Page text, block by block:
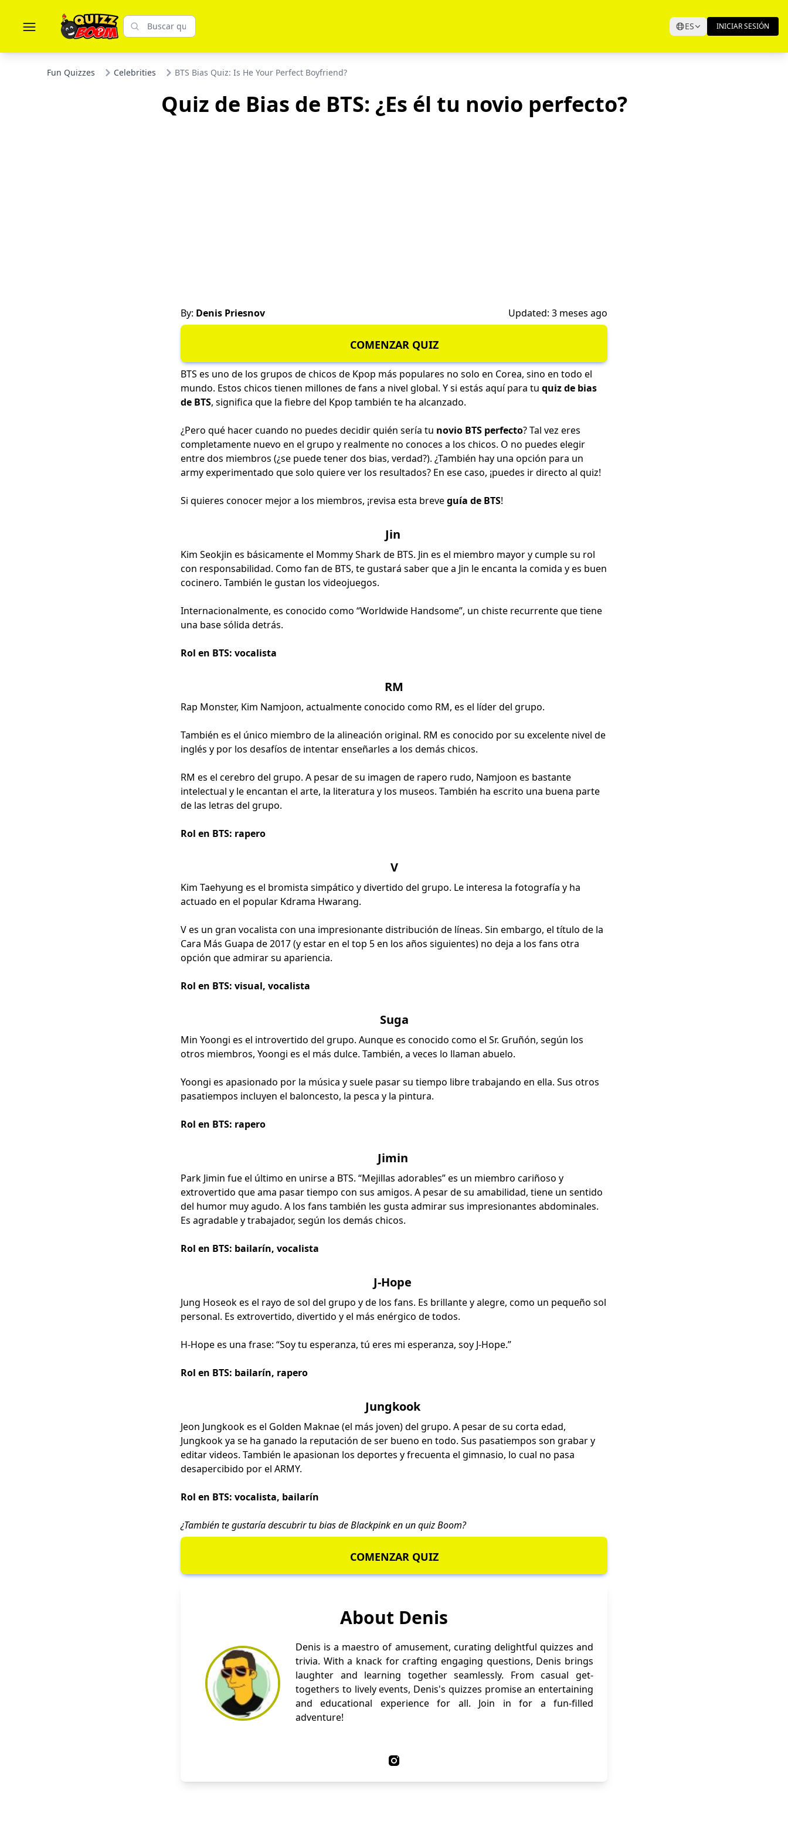
ES INICIAR SESIÓN
Fun Quizzes Celebrities BTS Bias Quiz: Is He Your Perfect Boyfriend?
Quiz de Bias de BTS: ¿Es él tu novio perfecto?
By: Denis Priesnov Updated: 3 meses ago
COMENZAR QUIZ
BTS es uno de los grupos de chicos de Kpop más populares no solo en Corea, sino en todo el
mundo. Estos chicos tienen millones de fans a nivel global. Y si estás aquí para tu quiz de bias
de BTS, significa que la fiebre del Kpop también te ha alcanzado.
¿Pero qué hacer cuando no puedes decidir quién sería tu novio BTS perfecto? Tal vez eres
completamente nuevo en el grupo y realmente no conoces a los chicos. O no puedes elegir
entre dos miembros (¿se puede tener dos bias, verdad?). ¿También hay una opción para un
army experimentado que solo quiere ver los resultados? En ese caso, ¡puedes ir directo al quiz!
Si quieres conocer mejor a los miembros, ¡revisa esta breveguía de BTS!
Jin
Kim Seokjin es básicamente el Mommy Shark de BTS. Jin es el miembro mayor y cumple su rol
con responsabilidad. Como fan de BTS, te gustará saber que a Jin le encanta la comida y es buen
cocinero. También le gustan los videojuegos.
Internacionalmente, es conocido como “Worldwide Handsome”, un chiste recurrente que tiene
una base sólida detrás.
Rol en BTS: vocalista
RM
Rap Monster, Kim Namjoon, actualmente conocido como RM, es el líder del grupo.
También es el único miembro de la alineación original. RM es conocido por su excelente nivel de
inglés y por los desafíos de intentar enseñarles a los demás chicos.
RM es el cerebro del grupo. A pesar de su imagen de rapero rudo, Namjoon es bastante
intelectual y le encantan el arte, la literatura y los museos. También ha escrito una buena parte
de las letras del grupo.
Rol en BTS: rapero
V
Kim Taehyung es el bromista simpático y divertido del grupo. Le interesa la fotografía y ha
actuado en el popular Kdrama Hwarang.
V es un gran vocalista con una impresionante distribución de líneas. Sin embargo, el título de la
Cara Más Guapa de 2017 (y estar en el top 5 en los años siguientes) no deja a los fans otra
opción que admirar su apariencia.
Rol en BTS: visual, vocalista
Suga
Min Yoongi es el introvertido del grupo. Aunque es conocido como el Sr. Gruñón, según los
otros miembros, Yoongi es el más dulce. También, a veces lo llaman abuelo.
Yoongi es apasionado por la música y suele pasar su tiempo libre trabajando en ella. Sus otros
pasatiempos incluyen el baloncesto, la pesca y la pintura.
Rol en BTS: rapero
Jimin
Park Jimin fue el último en unirse a BTS. “Mejillas adorables” es un miembro cariñoso y
extrovertido que ama pasar tiempo con sus amigos. A pesar de su amabilidad, tiene un sentido
del humor muy agudo. A los fans también les gusta admirar sus impresionantes abdominales.
Es agradable y trabajador, según los demás chicos.
Rol en BTS: bailarín, vocalista
J-Hope
Jung Hoseok es el rayo de sol del grupo y de los fans. Es brillante y alegre, como un pequeño sol
personal. Es extrovertido, divertido y el más enérgico de todos.
H-Hope es una frase: “Soy tu esperanza, tú eres mi esperanza, soy J-Hope.”
Rol en BTS: bailarín, rapero
Jungkook
Jeon Jungkook es el Golden Maknae (el más joven) del grupo. A pesar de su corta edad,
Jungkook ya se ha ganado la reputación de ser bueno en todo. Sus pasatiempos son grabar y
editar videos. También le apasionan los deportes y frecuenta el gimnasio, lo cual no pasa
desapercibido por el ARMY.
Rol en BTS: vocalista, bailarín
¿También te gustaría descubrir tubias de Blackpinken un quiz Boom?
COMENZAR QUIZ
About Denis
Denis is a maestro of amusement, curating delightful quizzes and
trivia. With a knack for crafting engaging questions, Denis brings
laughter and learning together seamlessly. From casual get-
togethers to lively events, Denis's quizzes promise an entertaining
and educational experience for all. Join in for a fun-filled
adventure!